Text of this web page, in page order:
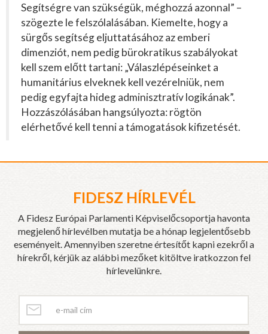
Segítségre van szükségük, méghozzá azonnal” –
szögezte le felszólalásában. Kiemelte, hogy a
sürgős segítség eljuttatásához az emberi
dimenziót, nem pedig bürokratikus szabályokat
kell szem előtt tartani: „Válaszlépéseinket a
humanitárius elveknek kell vezérelniük, nem
pedig egyfajta hideg adminisztratív logikának”.
Hozzászólásában hangsúlyozta: rögtön
elérhetővé kell tenni a támogatások kifizetését.
FIDESZ HÍRLEVÉL
A Fidesz Európai Parlamenti Képviselőcsoportja havonta
megjelenő hírlevélben mutatja be a hónap legjelentősebb
eseményeit. Amennyiben szeretne értesítőt kapni ezekről a
hírekről, kérjük az alábbi mezőket kitöltve iratkozzon fel
hírlevelünkre.